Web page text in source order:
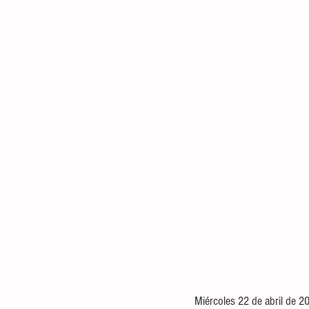
Miércoles 22 de abril de